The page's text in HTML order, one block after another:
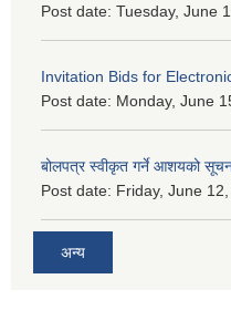
Post date: Tuesday, June
Invitation Bids for
Post date: Monday, June
बोलपत्र स्वीकृत गर्ने आशयको
Post date: Friday, June
अन्य